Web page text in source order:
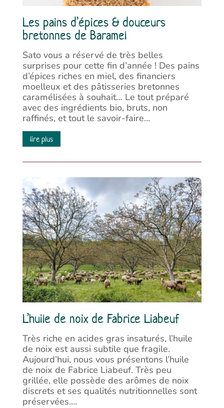
Les pains d’épices & douceurs
bretonnes de Baramel
Sato vous a réservé de très belles
surprises pour cette fin d’année ! Des pains
d’épices riches en miel, des financiers
moelleux et des pâtisseries bretonnes
caramélisées à souhait… Le tout préparé
avec des ingrédients bio, bruts, non
raffinés, et tout le savoir-faire...
lire plus
L’huile de noix de Fabrice Liabeuf
Très riche en acides gras insaturés, l’huile
de noix est aussi subtile que fragile.
Aujourd’hui, nous vous présentons l’huile
de noix de Fabrice Liabeuf. Très peu
grillée, elle possède des arômes de noix
discrets et ses qualités nutritionnelles sont
préservées....